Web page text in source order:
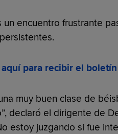
un encuentro frustrante
para recibir el
muy buen clase de
declaró el dirigente de
estoy juzgando si fue